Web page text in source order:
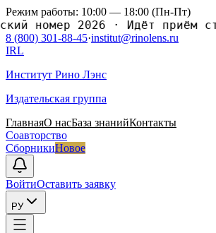
Режим работы: 10:00 — 18:00 (Пн-Пт)
номер 2026· Идёт приём
8 (800) 301-88-45·institut@rinolens.ru
IRL
Институт Рино Лэнс
Издательская группа
ГлавнаяО насБаза знанийКонтакты
Соавторство
СборникиНовое
ВойтиОставить заявку
РУ